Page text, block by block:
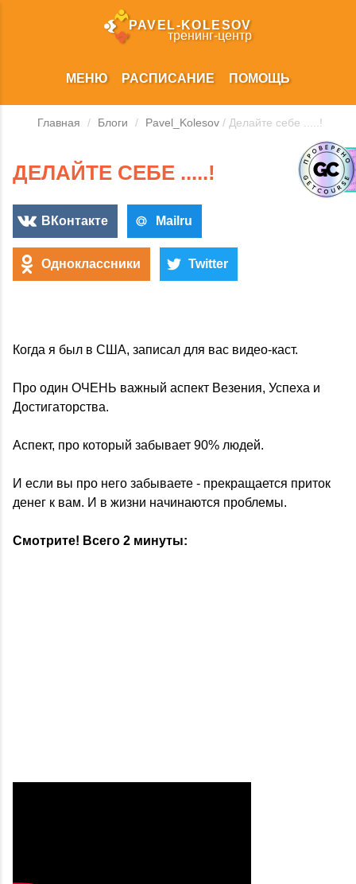
PAVEL‑KOLESOV
тренинг‑центр
МЕНЮ РАСПИСАНИЕ ПОМОЩЬ
Главная / Блоги / Pavel_Kolesov / Делайте себе .....!
ДЕЛАЙТЕ СЕБЕ .....!
ВКонтакте Mailru
Одноклассники Twitter
Когда я был в США, записал для вас видео-каст.
Про один ОЧЕНЬ важный аспект Везения, Успеха и
Достигаторства.
Аспект, про который забывает 90% людей.
И если вы про него забываете - прекращается приток
денег к вам. И в жизни начинаются проблемы.
Смотрите! Всего 2 минуты: